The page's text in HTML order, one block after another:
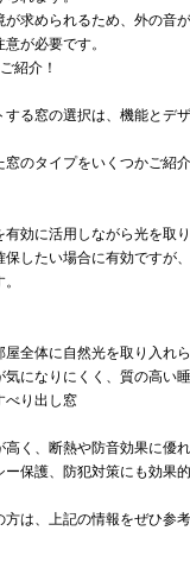
が求められるため、外の音
が必要です。
紹介！
る窓の選択は、機能とデ
のタイプをいくつかご紹介
有効に活用しながら光を取
したい場合に有効ですが
全体に自然光を取り入れら
になりにくく、質の高い睡
べり出し窓
く、断熱や防音効果に優れ
保護、防犯対策にも効果的
は、上記の情報をぜひ参考